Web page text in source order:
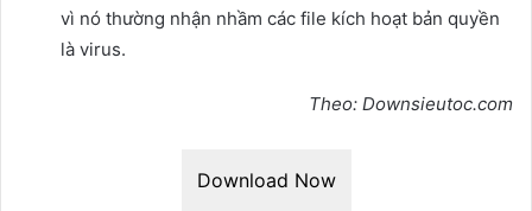
vì nó thường nhận nhầm các file kích hoạt bản quyền
là virus.
Theo: Downsieutoc.com
Download Now